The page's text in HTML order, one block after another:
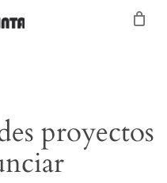
proyectos